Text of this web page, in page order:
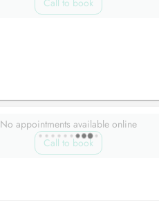
Call to book
No appointments available online
Call to book